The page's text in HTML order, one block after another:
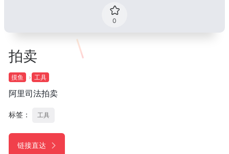
0
拍卖
摸鱼 工具
阿里司法拍卖
标签： 工具
链接直达